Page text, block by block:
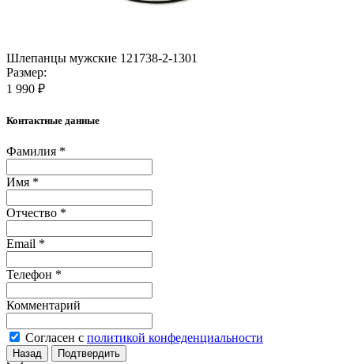
Шлепанцы мужские 121738-2-1301
Размер:
1 990 ₽
Контактные данные
Фамилия *
Имя *
Отчество *
Email *
Телефон *
Комментарий
Согласен с политикой конфеденциальности
Назад Подтвердить